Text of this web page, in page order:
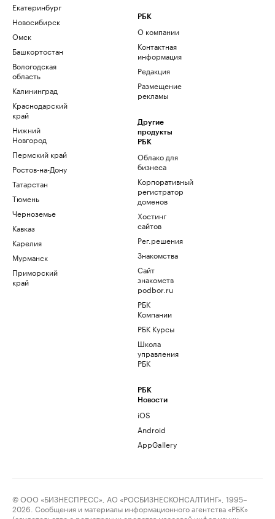
Екатеринбург
Новосибирск
Омск
Башкортостан
Вологодская
область
Калининград
Краснодарский
край
Нижний
Новгород
Пермский край
Ростов-на-Дону
Татарстан
Тюмень
Черноземье
Кавказ
Карелия
Мурманск
Приморский
край
РБК
О компании
Контактная
информация
Редакция
Размещение
рекламы
Другие
продукты
РБК
Облако для
бизнеса
Корпоративный
регистратор
доменов
Хостинг
сайтов
Рег.решения
Знакомства
Сайт
знакомств
podbor.ru
РБК
Компании
РБК Курсы
Школа
управления
РБК
РБК
Новости
iOS
Android
AppGallery
© ООО «БИЗНЕСПРЕСС», АО «РОСБИЗНЕСКОНСАЛТИНГ», 1995–
2026. Сообщения и материалы информационного агентства «РБК»